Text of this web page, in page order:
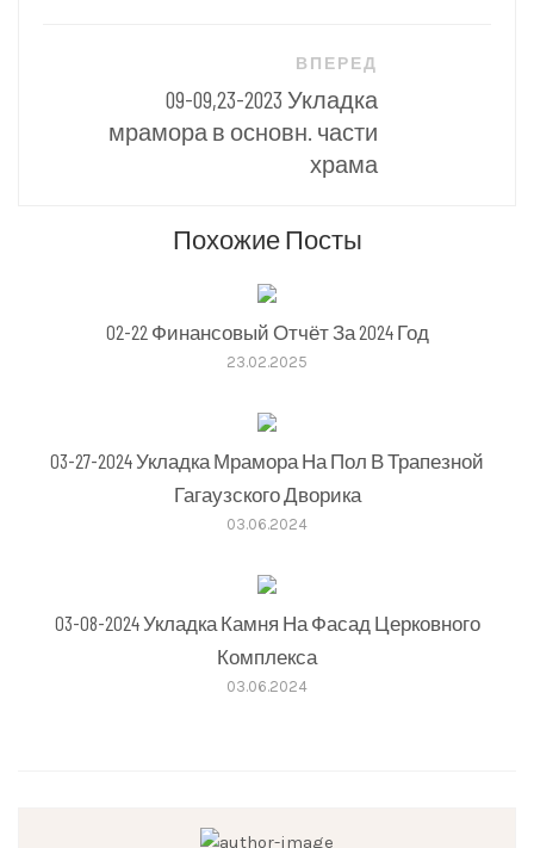
ВПЕРЕД
09-09,23-2023 Укладка
мрамора в основн. части
храма
Похожие Посты
02-22 Финансовый Отчёт За 2024 Год
23.02.2025
03-27-2024 Укладка Мрамора На Пол В Трапезной
Гагаузского Дворика
03.06.2024
03-08-2024 Укладка Камня На Фасад Церковного
Комплекса
03.06.2024